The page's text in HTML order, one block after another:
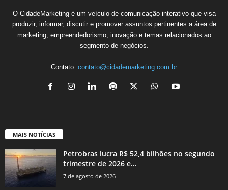
O CidadeMarketing é um veículo de comunicação interativo que visa
produzir, informar, discutir e promover assuntos pertinentes a área de
marketing, empreendedorismo, inovação e temas relacionados ao
segmento de negócios.
Contato: contato@cidademarketing.com.br
MAIS NOTÍCIAS
Petrobras lucra R$ 52,4 bilhões no segundo
trimestre de 2026 e...
7 de agosto de 2026